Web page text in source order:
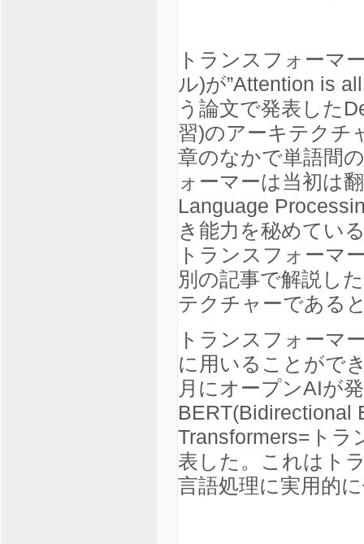
トランスフォーマ
ル)が”Attention is
う論文で発表した
習)のアーキテクチ
章のなかで単語間
ォーマーは当初は
Language
き能力を秘めてい
トランスフォーマ
別の記事で解説し
テクチャーである
トランスフォーマ
に用いることがで
月にオープンAIが
BERT(Bidirectional
Transformers=トラ
表した。これはト
言語処理に実用的